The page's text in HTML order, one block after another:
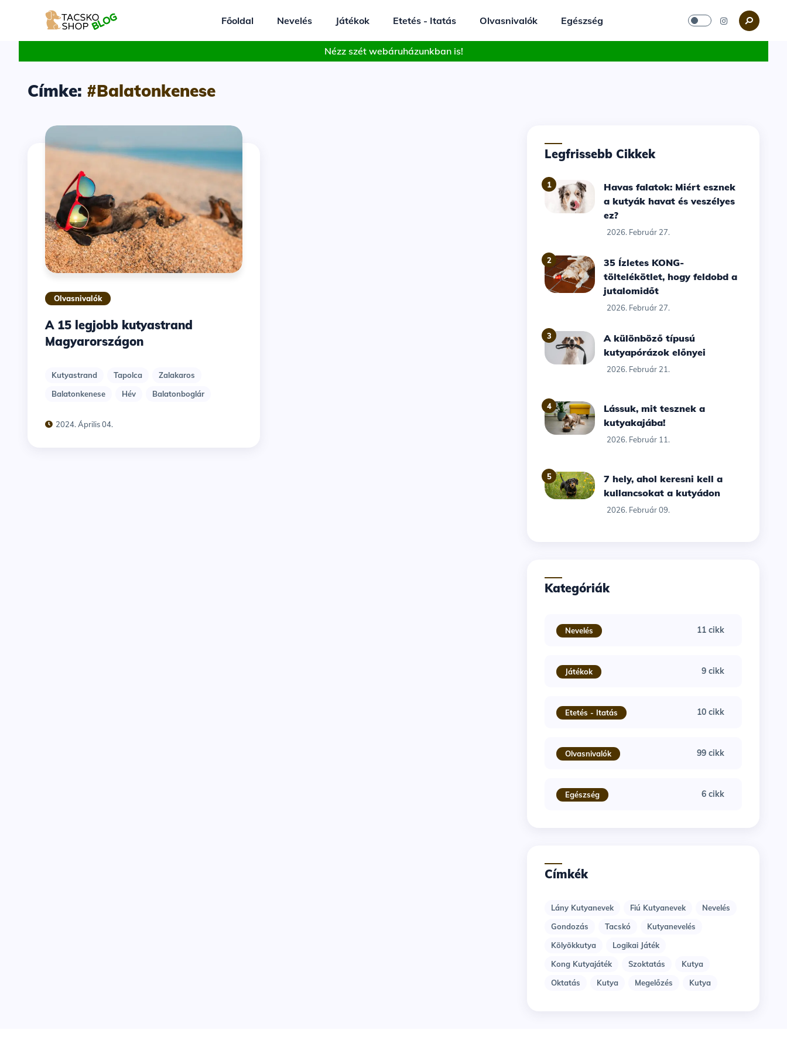
Főoldal Nevelés Játékok Etetés - Itatás Olvasnivalók Egészség
Nézz szét webáruházunkban is!
Címke: #Balatonkenese
Olvasnivalók
A 15 legjobb kutyastrand
Magyarországon
Kutyastrand Tapolca
Zalakaros
Balatonkenese
Hév Balatonboglár
2024. Április 04.
Legfrissebb Cikkek
1
Havas falatok: Miért esznek
a kutyák havat és veszélyes
ez?
2026. Február 27.
2
35 Ízletes KONG-
töltelékötlet, hogy feldobd a
jutalomidőt
2026. Február 27.
3
A különböző típusú
kutyapórázok előnyei
2026. Február 21.
4
Lássuk, mit tesznek a
kutyakajába!
2026. Február 11.
5
7 hely, ahol keresni kell a
kullancsokat a kutyádon
2026. Február 09.
Kategóriák
Nevelés 11 cikk
Játékok 9 cikk
Etetés - Itatás 10 cikk
Olvasnivalók 99 cikk
Egészség 6 cikk
Címkék
Lány Kutyanevek Fiú Kutyanevek
Nevelés
Gondozás
Tacskó
Kutyanevelés
Kölyökkutya
Logikai Játék
Kong Kutyajáték
Szoktatás
Kutya
Oktatás
Kutya Megelőzés Kutya